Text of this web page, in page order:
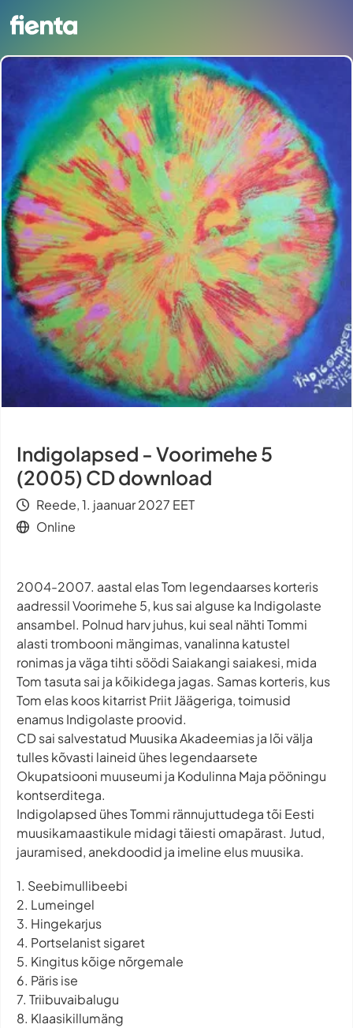
Indigolapsed - Voorimehe 5
(2005) CD download
Reede, 1. jaanuar 2027 EET
Online
2004-2007. aastal elas Tom legendaarses korteris
aadressil Voorimehe 5, kus sai alguse ka Indigolaste
ansambel. Polnud harv juhus, kui seal nähti Tommi
alasti trombooni mängimas, vanalinna katustel
ronimas ja väga tihti söödi Saiakangi saiakesi, mida
Tom tasuta sai ja kõikidega jagas. Samas korteris, kus
Tom elas koos kitarrist Priit Jäägeriga, toimusid
enamus Indigolaste proovid.
CD sai salvestatud Muusika Akadeemias ja lõi välja
tulles kõvasti laineid ühes legendaarsete
Okupatsiooni muuseumi ja Kodulinna Maja pööningu
kontserditega.
Indigolapsed ühes Tommi rännujuttudega tõi Eesti
muusikamaastikule midagi täiesti omapärast. Jutud,
jauramised, anekdoodid ja imeline elus muusika.
1. Seebimullibeebi
2. Lumeingel
3. Hingekarjus
4. Portselanist sigaret
5. Kingitus kõige nõrgemale
6. Päris ise
7. Triibuvaibalugu
8. Klaasikillumäng